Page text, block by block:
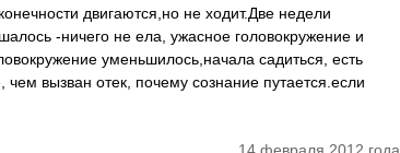
двигаются,но не ходит.Две недели
-ничего не ела, ужасное головокружение и
уменьшилось,начала садиться, есть
чем вызван отек, почему сознание путается.если